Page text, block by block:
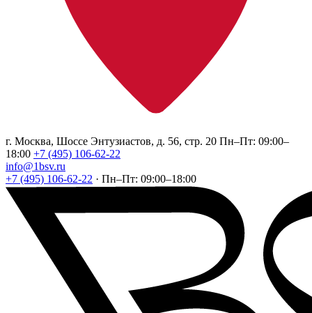
г. Москва, Шоссе Энтузиастов, д. 56, стр. 20 Пн–Пт: 09:00–
18:00 +7 (495) 106-62-22
info@1bsv.ru
+7 (495) 106-62-22 · Пн–Пт: 09:00–18:00